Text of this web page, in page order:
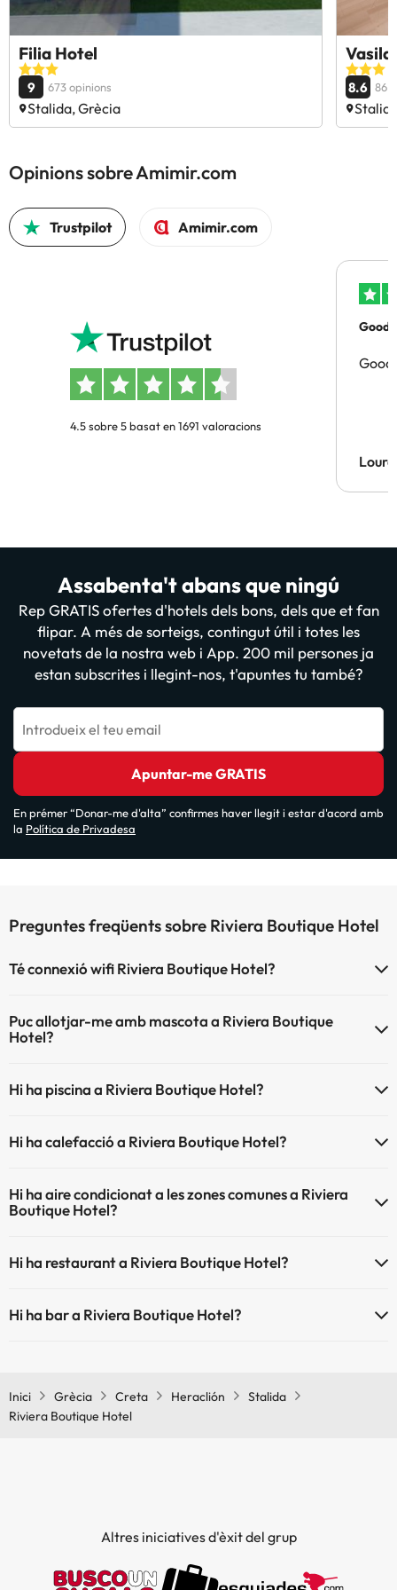
Filia Hotel
9 673 opinions
Stalida, Grècia
8.6 86
Opinions sobre Amimir.com
Trustpilot Amimir.com
4.5 sobre 5 basat en 1691 valoracions
Good
Good
Assabenta't abans que ningú
Rep GRATIS ofertes d'hotels dels bons, dels que et fan
flipar. A més de sorteigs, contingut útil i totes les
novetats de la nostra web i App. 200 mil persones ja
estan subscrites i llegint-nos, t'apuntes tu també?
Introdueix el teu email
Apuntar-me GRATIS
En prémer “Donar-me d'alta” confirmes haver llegit i estar d'acord amb
la Política de Privadesa
Preguntes freqüents sobre Riviera Boutique Hotel
Té connexió wifi Riviera Boutique Hotel?
Puc allotjar-me amb mascota a Riviera Boutique
Hotel?
Hi ha piscina a Riviera Boutique Hotel?
pagament) Aquí tens més info sobre la piscina i altres instal·lacions.
Hi ha calefacció a Riviera Boutique Hotel?
Hi ha aire condicionat a les zones comunes a Riviera
Boutique Hotel?
Hi ha restaurant a Riviera Boutique Hotel?
Hi ha bar a Riviera Boutique Hotel?
Inici Grècia Creta Heraclión
Stalida
Riviera Boutique Hotel
Altres iniciatives d'èxit del grup